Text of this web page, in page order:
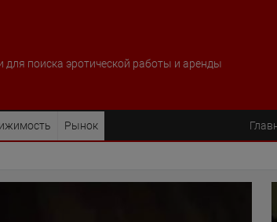
для поиска эротической работы и аренды
Рынок